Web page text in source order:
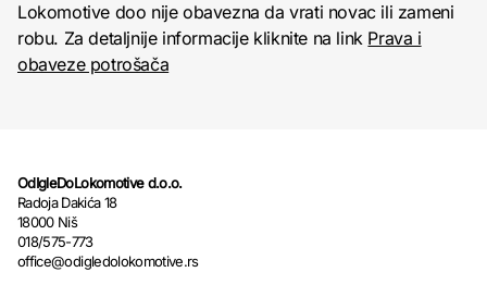
Lokomotive doo nije obavezna da vrati novac ili zameni
robu. Za detaljnije informacije kliknite na link Prava i
obaveze potrošača
OdIgleDoLokomotive d.o.o.
Radoja Dakića 18
18000 Niš
018/575-773
office@odigledolokomotive.rs